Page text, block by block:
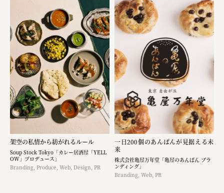
架空の私情から紡がれるルール
Soup Stock Tokyo「カレー居酒屋「YELL
OW」プロデュース」
Branding, Produce, Web, Design, PR
一日200個のあんぱんが見据える未
来
株式会社亀屋万年堂「亀屋のあんぱん ブラ
ンディング」
Branding, Web, PR